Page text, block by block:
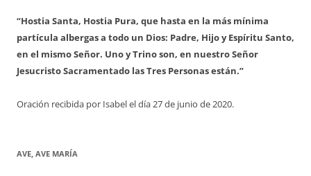
“Hostia Santa, Hostia Pura, que hasta en la más mínima
partícula albergas a todo un Dios: Padre, Hijo y Espíritu Santo,
en el mismo Señor. Uno y Trino son, en nuestro Señor
Jesucristo Sacramentado las Tres Personas están.”
Oración recibida por Isabel el día 27 de junio de 2020.
AVE, AVE MARÍA